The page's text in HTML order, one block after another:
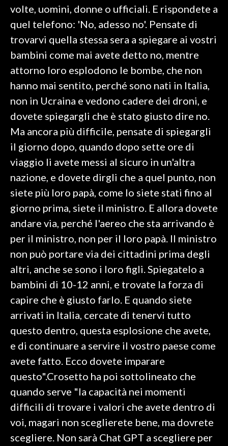
3 MINUTI CON
INSULARITÀ
INFO AZIENDE
PUBBLICITÀ
SPIAGGE
volte, uomini, donne o ufficiali. E rispondete a
quel telefono: 'No, adesso no'. Pensate di
trovarvi quella stessa sera a spiegare ai vostri
bambini come mai avete detto no, mentre
attorno loro esplodono le bombe, che non
hanno mai sentito, perché sono nati in Italia,
non in Ucraina e vedono cadere dei droni, e
dovete spiegargli che è stato giusto dire no.
Ma ancora più difficile, pensate di spiegargli
il giorno dopo, quando dopo sette ore di
viaggio li avete messi al sicuro in un'altra
nazione, e dovete dirgli che a quel punto, non
siete più loro papà, come lo siete stati fino al
giorno prima, siete il ministro. E allora dovete
andare via, perché l'aereo che sta arrivando è
per il ministro, non per il loro papà. Il ministro
non può portare via dei cittadini prima degli
altri, anche se sono i loro figli. Spiegatelo a
bambini di 10-12 anni, e trovate la forza di
capire che è giusto farlo. E quando siete
arrivati in Italia, cercate di tenervi tutto
questo dentro, questa esplosione che avete,
e di continuare a servire il vostro paese come
avete fatto. Ecco dovete imparare
questo".Crosetto ha poi sottolineato che
quando serve "la capacità nei momenti
difficili di trovare i valori che avete dentro di
voi, magari non sceglierete bene, ma dovrete
scegliere. Non sarà Chat GPT a scegliere per